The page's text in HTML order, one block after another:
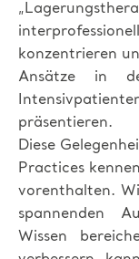
konzentrieren
Ansätze in
präsentieren.
Diese
Practices
vorenthalten.
spannenden
Wissen